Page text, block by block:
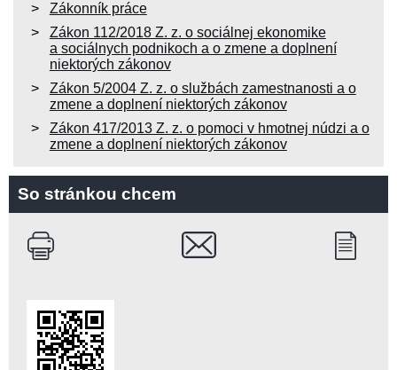
Zákonník práce
Zákon 112/2018 Z. z. o sociálnej ekonomike
a sociálnych podnikoch a o zmene a doplnení
niektorých zákonov
Zákon 5/2004 Z. z. o službách zamestnanosti a o
zmene a doplnení niektorých zákonov
Zákon 417/2013 Z. z. o pomoci v hmotnej núdzi a o
zmene a doplnení niektorých zákonov
So stránkou chcem